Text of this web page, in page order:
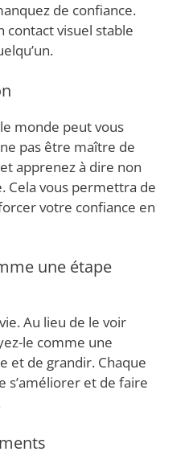
de confiance.
contact visuel stable
monde peut vous
pas être maître de
apprenez à dire non
Cela vous permettra de
votre confiance en
une étape
Au lieu de le voir
le comme une
et de grandir. Chaque
s’améliorer et de faire